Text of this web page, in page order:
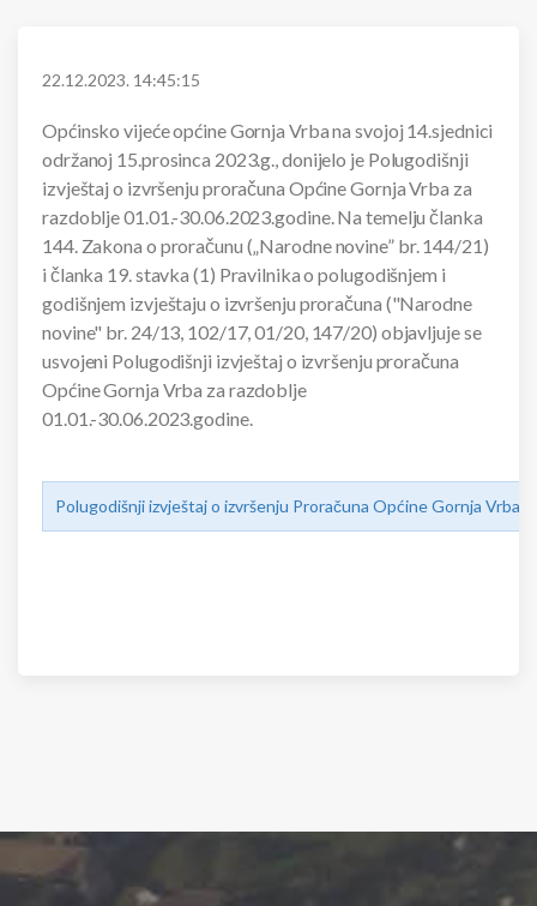
22.12.2023. 14:45:15
Općinsko vijeće općine Gornja Vrba na svojoj 14.sjednici
održanoj 15.prosinca 2023.g., donijelo je Polugodišnji
izvještaj o izvršenju proračuna Općine Gornja Vrba za
razdoblje 01.01.-30.06.2023.godine. Na temelju članka
144. Zakona o proračunu („Narodne novine” br. 144/21)
i članka 19. stavka (1) Pravilnika o polugodišnjem i
godišnjem izvještaju o izvršenju proračuna ("Narodne
novine" br. 24/13, 102/17, 01/20, 147/20) objavljuje se
usvojeni Polugodišnji izvještaj o izvršenju proračuna
Općine Gornja Vrba za razdoblje
01.01.-30.06.2023.godine.
Polugodišnji izvještaj o izvršenju Proračuna Općine Gornja Vrba